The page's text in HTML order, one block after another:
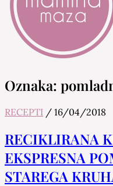
Mamina Maza
Blog & Portal za
Oznaka:
RECEPTI / 16/04/2018
RECIKLIRANA
EKSPRESNA
STAREGA